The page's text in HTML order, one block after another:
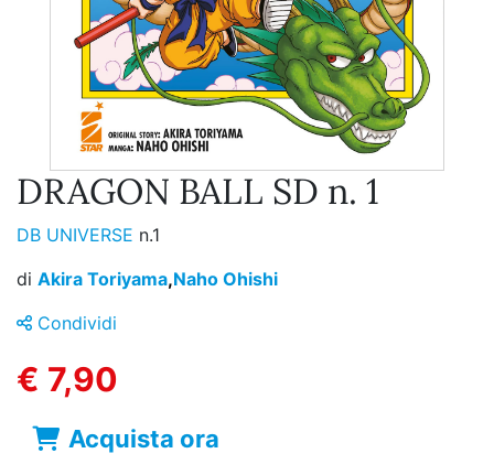
DRAGON BALL SD n. 1
DB UNIVERSE n.1
di Akira Toriyama,Naho Ohishi
Condividi
€ 7,90
Acquista ora